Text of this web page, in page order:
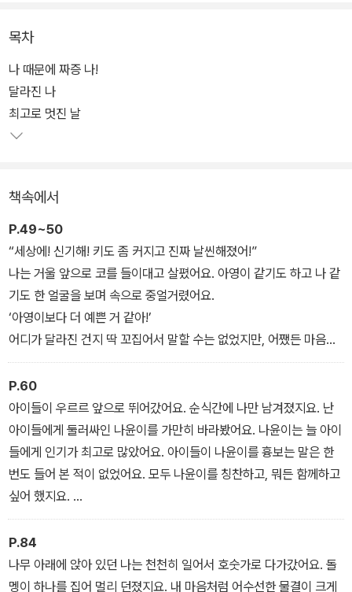
목차
나 때문에 짜증 나!
달라진 나
최고로 멋진 날
책속에서
P.49~50
“세상에! 신기해! 키도 좀 커지고 진짜 날씬해졌어!”
나는 거울 앞으로 코를 들이대고 살폈어요. 아영이 같기도 하고 나 같
기도 한 얼굴을 보며 속으로 중얼거렸어요.
‘아영이보다 더 예쁜 거 같아!’
어디가 달라진 건지 딱 꼬집어서 말할 수는 없었지만, 어쨌든 마음에
쏙 들었어요. 얼굴에서 반짝반짝 빛이 나는 거 같았지요. 게다가 이렇
게 날씬한 나라니요! 그림을 잘 그리게 됐을 때보다 공부를 잘하게 됐
을 때보다 더 신이 났어요. 내가 어깨를 들썩이며 요리조리 거울을 보
고 있을 때였어요.
“어머, 넌 어쩜 그렇게 예쁘게 생겼니!”
세면대에서 손을 씻던 아줌마가 감탄하며 말했어요. 그러자 옆에 있
던 아줌마들도 한마디씩 거들었지요.
P.60
아이들이 우르르 앞으로 뛰어갔어요. 순식간에 나만 남겨졌지요. 난
아이들에게 둘러싸인 나윤이를 가만히 바라봤어요. 나윤이는 늘 아이
들에게 인기가 최고로 많았어요. 아이들이 나윤이를 흉보는 말은 한
번도 들어 본 적이 없었어요. 모두 나윤이를 칭찬하고, 뭐든 함께하고
싶어 했지요.
“인기? 그런 것쯤이야!”
나는 운동장을 두리번거렸어요. 아까보다 많은 사람으로 붐비는 운동
장을 보니 조금 걱정됐어요.
“설마, 없어진 건 아니겠지”
P.84
나무 아래에 앉아 있던 나는 천천히 일어서 호숫가로 다가갔어요. 돌
멩이 하나를 집어 멀리 던졌지요. 내 마음처럼 어수선한 물결이 크게